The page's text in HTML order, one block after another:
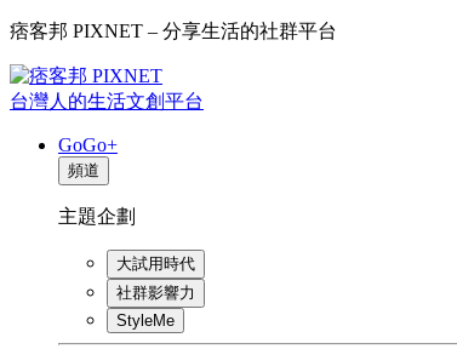
痞客邦 PIXNET – 分享生活的社群平台
台灣人的生活文創平台
GoGo+
頻道
主題企劃
大試用時代
社群影響力
StyleMe